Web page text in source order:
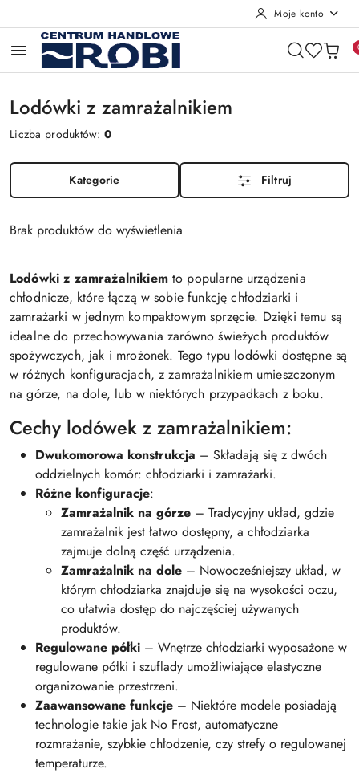
Moje konto
Lodówki z zamrażalnikiem
Liczba produktów:0
Kategorie Filtruj
Brak produktów do wyświetlenia
Lodówki z zamrażalnikiemto popularne urządzenia
chłodnicze, które łączą w sobie funkcję chłodziarki i
zamrażarki w jednym kompaktowym sprzęcie. Dzięki temu są
idealne do przechowywania zarówno świeżych produktów
spożywczych, jak i mrożonek. Tego typu lodówki dostępne są
w różnych konfiguracjach, z zamrażalnikiem umieszczonym
na górze, na dole, lub w niektórych przypadkach z boku.
Cechy lodówek z zamrażalnikiem:
Dwukomorowa konstrukcja – Składają się z dwóch
oddzielnych komór: chłodziarki i zamrażarki.
Różne konfiguracje:
Zamrażalnik na górze – Tradycyjny układ, gdzie
zamrażalnik jest łatwo dostępny, a chłodziarka
zajmuje dolną część urządzenia.
Zamrażalnik na dole – Nowocześniejszy układ, w
którym chłodziarka znajduje się na wysokości oczu,
co ułatwia dostęp do najczęściej używanych
produktów.
Regulowane półki – Wnętrze chłodziarki wyposażone w
regulowane półki i szuflady umożliwiające elastyczne
organizowanie przestrzeni.
Zaawansowane funkcje – Niektóre modele posiadają
technologie takie jak No Frost, automatyczne
rozmrażanie, szybkie chłodzenie, czy strefy o regulowanej
temperaturze.